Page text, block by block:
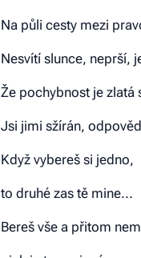
Na půli cesty mezi
Nesvítí slunce, neprší,
Že pochybnost je zlatá
Jsi jimi sžírán,
Když vybereš si jedno,
to druhé zas tě mine...
Bereš vše a přitom